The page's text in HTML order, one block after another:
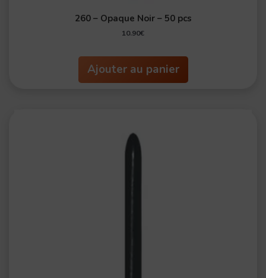
260 – Opaque Noir – 50 pcs
10.90€
Ajouter au panier